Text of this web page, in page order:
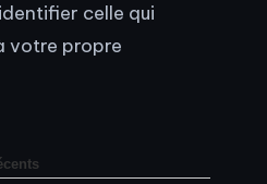
celle qui
votre propre